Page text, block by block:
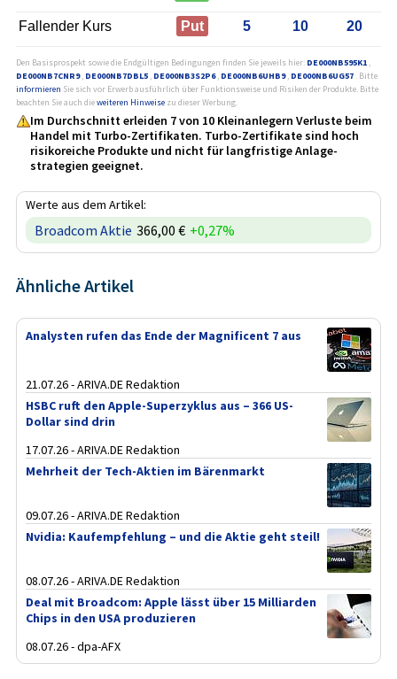
Fallender Kurs Put 5 10 20
Den Basisprospekt sowie die Endgültigen Bedingungen finden Sie jeweils hier: DE000NB595K1 ,
DE000NB7CNR9, DE000NB7DBL5 , DE000NB3S2P6, DE000NB6UHB9, DE000NB6UG57 . Bitte
informieren Sie sich vor Erwerb ausführlich über Funktionsweise und Risiken der Produkte. Bitte
beachten Sie auch dieweiteren Hinweise zu dieser Werbung.
Im Durchschnitt erleiden 7 von 10 Kleinanlegern Verluste beim
Handel mit Turbo-Zertifikaten. Turbo-Zertifikate sind hoch
risikoreiche Produkte und nicht für langfristige Anlage­
strategien geeignet.
Werte aus dem Artikel:
Broadcom Aktie 366,00 € +0,27%
Ähnliche Artikel
Analysten rufen das Ende der Magnificent 7 aus
21.07.26 - ARIVA.DE Redaktion
HSBC ruft den Apple-Superzyklus aus – 366 US-
Dollar sind drin
17.07.26 - ARIVA.DE Redaktion
Mehrheit der Tech-Aktien im Bärenmarkt
09.07.26 - ARIVA.DE Redaktion
Nvidia: Kaufempfehlung – und die Aktie geht steil!
08.07.26 - ARIVA.DE Redaktion
Deal mit Broadcom: Apple lässt über 15 Milliarden
Chips in den USA produzieren
08.07.26 - dpa-AFX